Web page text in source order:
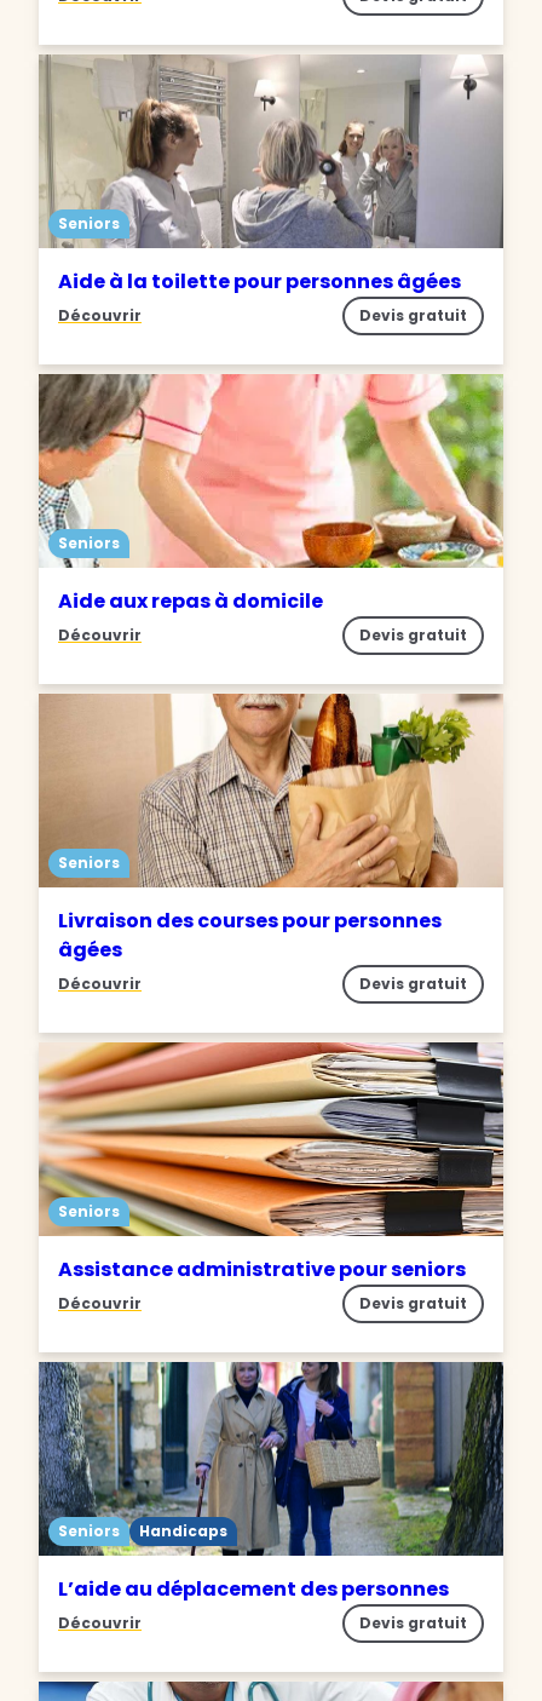
Seniors
Aide à la toilette pour personnes âgées
Découvrir Devis gratuit
Seniors
Aide aux repas à domicile
Découvrir Devis gratuit
Seniors
Livraison des courses pour personnes
âgées
Découvrir Devis gratuit
Seniors
Assistance administrative pour seniors
Découvrir Devis gratuit
Seniors Handicaps
L’aide au déplacement des personnes
Découvrir Devis gratuit